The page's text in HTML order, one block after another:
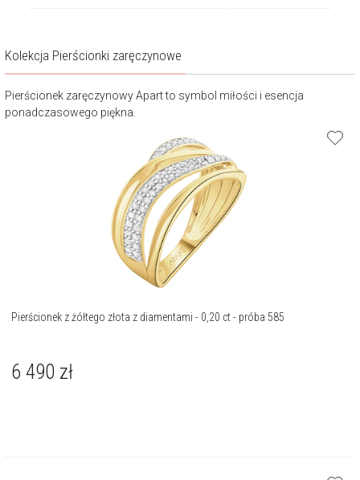
Kolekcja Pierścionki zaręczynowe
Pierścionek zaręczynowyApart to symbol miłości i esencja
ponadczasowego piękna.
Pierścionek z żółtego złota z diamentami - 0,20 ct - próba 585
6 490 zł